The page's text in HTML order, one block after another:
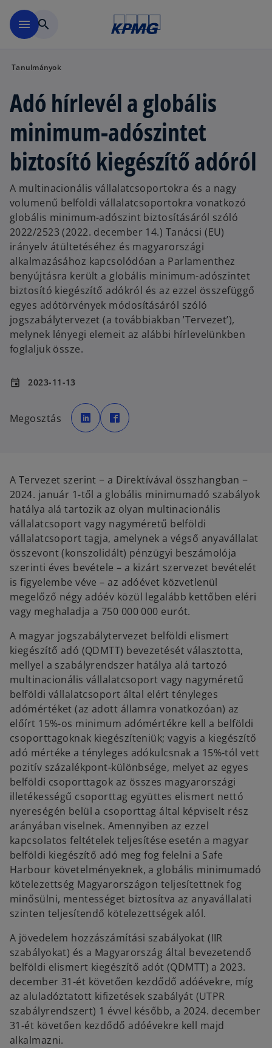
menu search
Tanulmányok
Adó hírlevél a globális
minimum-adószintet
biztosító kiegészítő adóról
A multinacionális vállalatcsoportokra és a nagy
volumenű belföldi vállalatcsoportokra vonatkozó
globális minimum-adószint biztosításáról szóló
2022/2523 (2022. december 14.) Tanácsi (EU)
irányelv átültetéséhez és magyarországi
alkalmazásához kapcsolódóan a Parlamenthez
benyújtásra került a globális minimum-adószintet
biztosító kiegészítő adókról és az ezzel összefüggő
egyes adótörvények módosításáról szóló
jogszabálytervezet (a továbbiakban ’Tervezet’),
melynek lényegi elemeit az alábbi hírlevelünkben
foglaljuk össze.
event 2023-11-13
Megosztás
o
p
e
n
w
a
b
p
e
w
t
a
b
A Tervezet szerint − a Direktívával összhangban −
2024. január 1-től a globális minimumadó szabályok
hatálya alá tartozik az olyan multinacionális
vállalatcsoport vagy nagyméretű belföldi
vállalatcsoport tagja, amelynek a végső anyavállalat
összevont (konszolidált) pénzügyi beszámolója
szerinti éves bevétele – a kizárt szervezet bevételét
is figyelembe véve – az adóévet közvetlenül
megelőző négy adóév közül legalább kettőben eléri
vagy meghaladja a 750 000 000 eurót.
A magyar jogszabálytervezet belföldi elismert
kiegészítő adó (QDMTT) bevezetését választotta,
mellyel a szabályrendszer hatálya alá tartozó
multinacionális vállalatcsoport vagy nagyméretű
belföldi vállalatcsoport által elért tényleges
adómértéket (az adott államra vonatkozóan) az
előírt 15%-os minimum adómértékre kell a belföldi
csoporttagoknak kiegészíteniük; vagyis a kiegészítő
adó mértéke a tényleges adókulcsnak a 15%-tól vett
pozitív százalékpont-különbsége, melyet az egyes
belföldi csoporttagok az összes magyarországi
illetékességű csoporttag együttes elismert nettó
nyereségén belül a csoporttag által képviselt rész
arányában viselnek. Amennyiben az ezzel
kapcsolatos feltételek teljesítése esetén a magyar
belföldi kiegészítő adó meg fog felelni a Safe
Harbour követelményeknek, a globális minimumadó
kötelezettség Magyarországon teljesítettnek fog
minősülni, mentességet biztosítva az anyavállalati
szinten teljesítendő kötelezettségek alól.
A jövedelem hozzászámítási szabályokat (IIR
szabályokat) és a Magyarország által bevezetendő
belföldi elismert kiegészítő adót (QDMTT) a 2023.
december 31-ét követően kezdődő adóévekre, míg
az aluladóztatott kifizetések szabályát (UTPR
szabályrendszert) 1 évvel később, a 2024. december
31-ét követően kezdődő adóévekre kell majd
alkalmazni.